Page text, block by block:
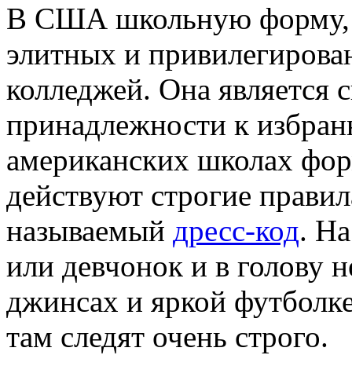
В США школьную форму,
элитных и
колледжей. Она является
принадлежности к
американских школах
действуют строгие
называемый дресс-код.
или девчонок и в голову
джинсах и яркой
там следят очень строго.